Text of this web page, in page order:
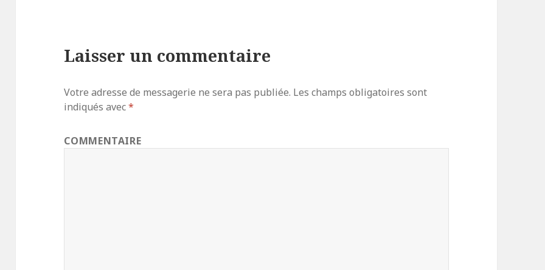
Laisser un commentaire
Votre adresse de messagerie ne sera pas publiée. Les champs obligatoires sont
indiqués avec*
COMMENTAIRE